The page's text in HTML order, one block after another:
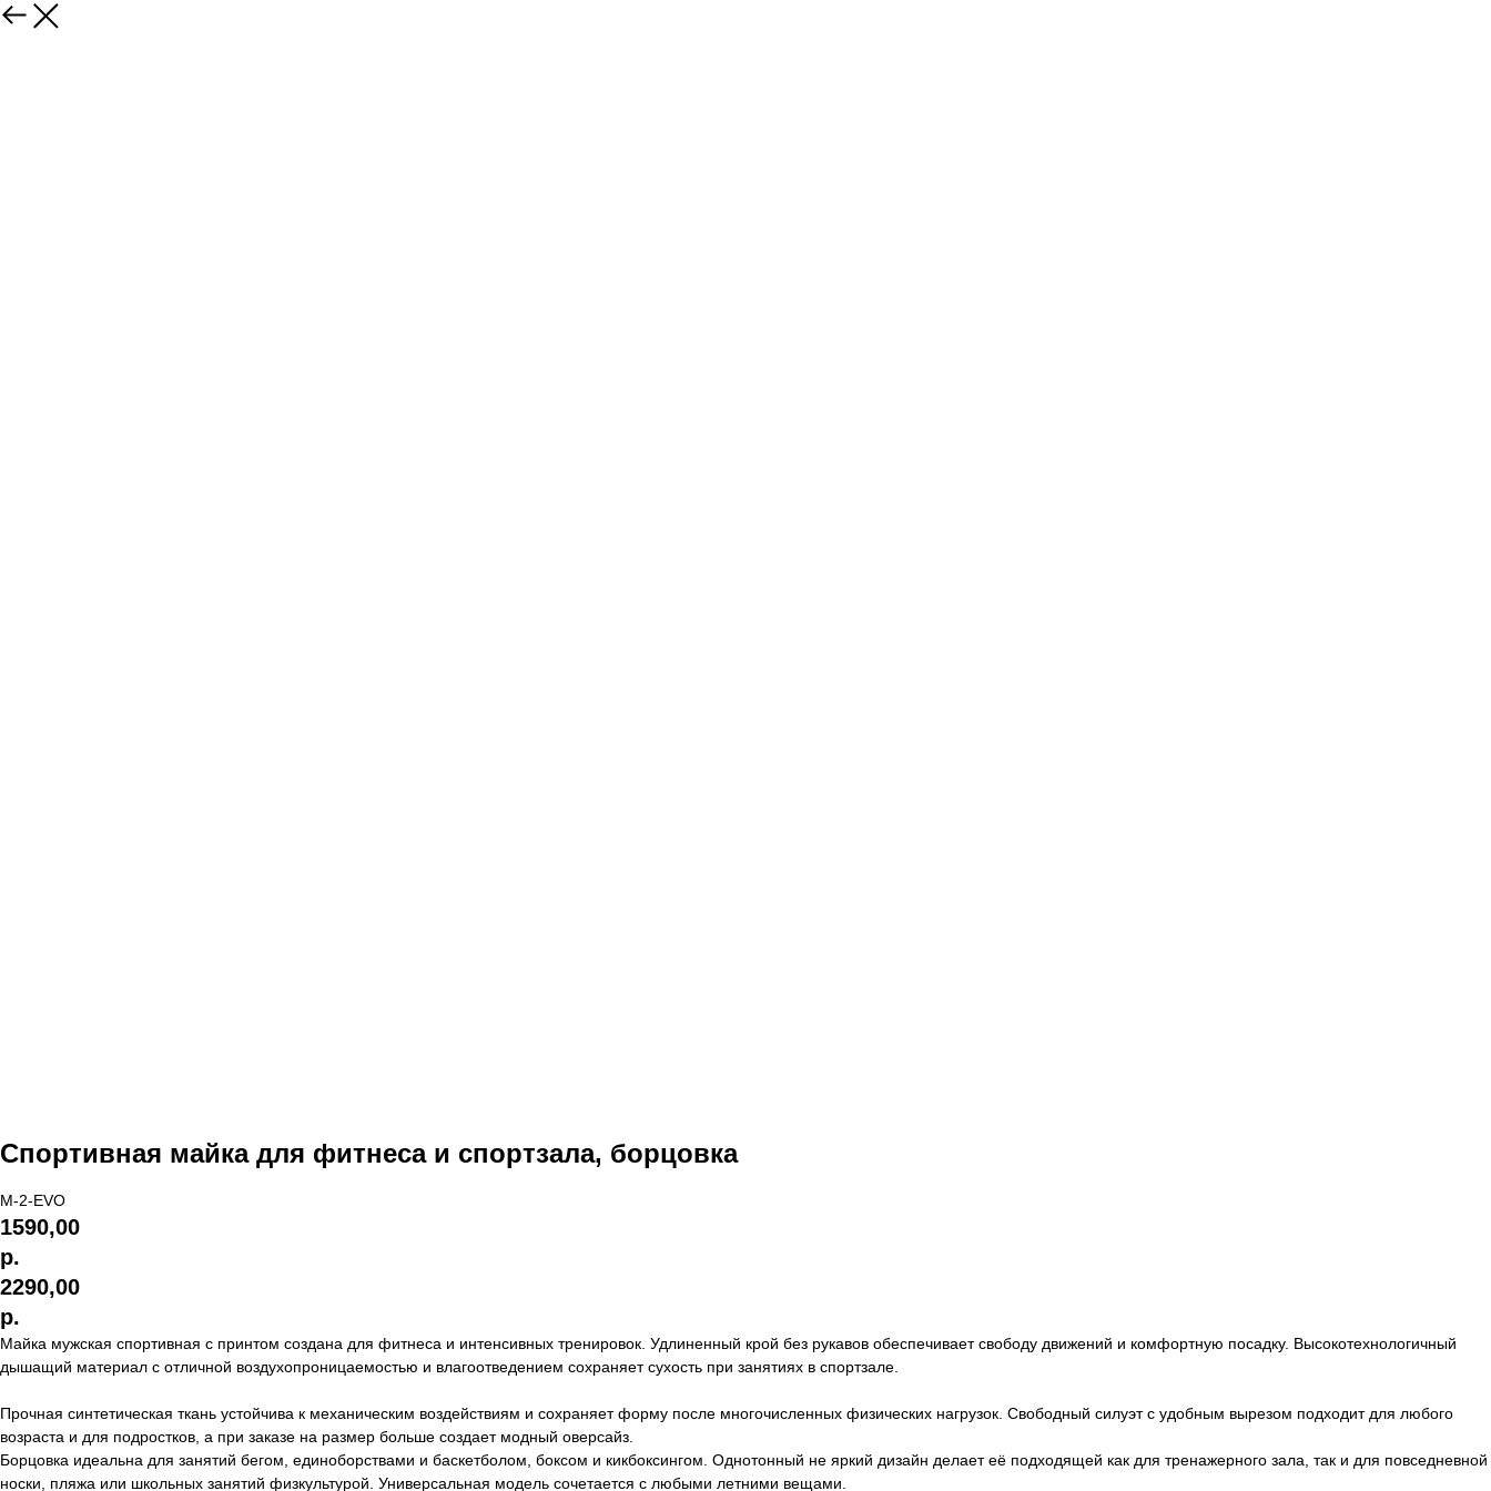
Спортивная майка для фитнеса и спортзала, борцовка
М-2-EVO
1590,00
р.
2290,00
р.
Майка мужская спортивная с принтом создана для фитнеса и интенсивных тренировок. Удлиненный крой без рукавов обеспечивает свободу движений и комфортную посадку. Высокотехнологичный
дышащий материал с отличной воздухопроницаемостью и влагоотведением сохраняет сухость при занятиях в спортзале.
Прочная синтетическая ткань устойчива к механическим воздействиям и сохраняет форму после многочисленных физических нагрузок. Свободный силуэт с удобным вырезом подходит для любого
возраста и для подростков, а при заказе на размер больше создает модный оверсайз.
Борцовка идеальна для занятий бегом, единоборствами и баскетболом, боксом и кикбоксингом. Однотонный не яркий дизайн делает её подходящей как для тренажерного зала, так и для повседневной
носки, пляжа или школьных занятий физкультурой. Универсальная модель сочетается с любыми летними вещами.